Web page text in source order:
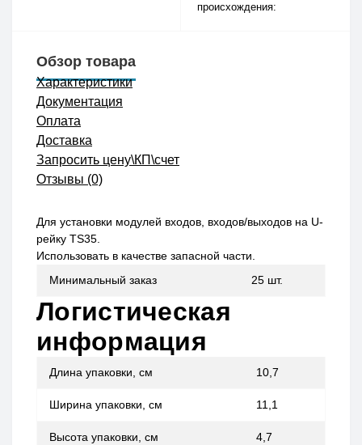
происхождения:
Обзор товара
Характеристики
Документация
Оплата
Доставка
Запросить цену\КП\счет
Отзывы (0)
Для установки модулей входов, входов/выходов на U-
рейку TS35.
Использовать в качестве запасной части.
Минимальный заказ
25 шт.
Логистическая
информация
Длина упаковки, см 10,7
Ширина упаковки, см 11,1
Высота упаковки, см 4,7